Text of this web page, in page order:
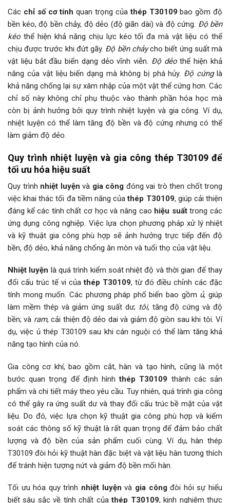
Các chỉ số cơ tính quan trọng củathép T30109 bao gồm độ
bền kéo, độ bền chảy, độ dẻo (độ giãn dài) và độ cứng. Độ bền
kéo thể hiện khả năng chịu lực kéo tối đa mà vật liệu có thể
chịu được trước khi đứt gãy. Độ bền chảycho biết ứng suất mà
vật liệu bắt đầu biến dạng dẻo vĩnh viễn. Độ dẻothể hiện khả
năng của vật liệu biến dạng mà không bị phá hủy. Độ cứnglà
khả năng chống lại sự xâm nhập của một vật thể cứng hơn. Các
chỉ số này không chỉ phụ thuộc vào thành phần hóa học mà
còn bị ảnh hưởng bởi quy trình nhiệt luyện và gia công. Ví dụ,
nhiệt luyện có thể làm tăng độ bền và độ cứng nhưng có thể
làm giảm độ dẻo.
Quy trình nhiệt luyện và gia công thép T30109 để
tối ưu hóa hiệu suất
Quy trình nhiệt luyện và gia công đóng vai trò then chốt trong
việc khai thác tối đa tiềm năng củathép T30109, giúp cải thiện
đáng kể các tính chất cơ học và nâng cao hiệu suấttrong các
ứng dụng công nghiệp. Việc lựa chọn phương pháp xử lý nhiệt
và kỹ thuật gia công phù hợp sẽ ảnh hưởng trực tiếp đến độ
bền, độ dẻo, khả năng chống ăn mòn và tuổi thọ của vật liệu.
Nhiệt luyện là quá trình kiểm soát nhiệt độ và thời gian để thay
đổi cấu trúc tế vi củathép T30109, từ đó điều chỉnh các đặc
tính mong muốn. Các phương pháp phổ biến bao gồm ủ, giúp
làm mềm thép và giảm ứng suất dư; tôi, tăng độ cứng và độ
bền; và ram, cải thiện độ dẻo dai và giảm độ giòn sau khi tôi. Ví
dụ, việc ủ thép T30109 sau khi cán nguội có thể làm tăng khả
năng tạo hình của nó.
Gia công cơ khí, bao gồm cắt, hàn và tạo hình, cũng là một
bước quan trọng để định hìnhthép T30109 thành các sản
phẩm và chi tiết máy theo yêu cầu. Tuy nhiên, quá trình gia công
có thể gây ra ứng suất dư và thay đổi cấu trúc bề mặt của vật
liệu. Do đó, việc lựa chọn kỹ thuật gia công phù hợp và kiểm
soát các thông số kỹ thuật là rất quan trọng để đảm bảo chất
lượng và độ bền của sản phẩm cuối cùng. Ví dụ, hàn thép
T30109 đòi hỏi kỹ thuật hàn đặc biệt và vật liệu hàn tương thích
để tránh hiện tượng nứt và giảm độ bền mối hàn.
Tối ưu hóa quy trình nhiệt luyện và gia côngđòi hỏi sự hiểu
biết sâu sắc về tính chất củathép T30109, kinh nghiệm thực